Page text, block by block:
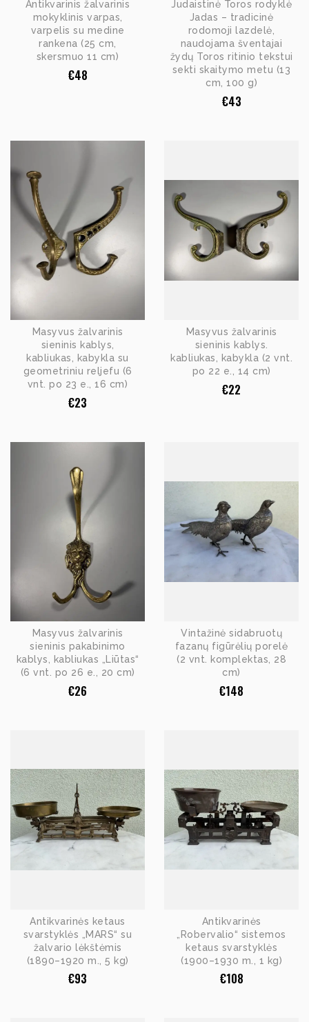
Antikvarinis žalvarinis
mokyklinis varpas,
varpelis su medine
rankena (25 cm,
skersmuo 11 cm)
€48
Judaistinė Toros rodyklė
Jadas – tradicinė
rodomoji lazdelė,
naudojama šventajai
žydų Toros ritinio tekstui
sekti skaitymo metu (13
cm, 100 g)
€43
Masyvus žalvarinis
sieninis kablys,
kabliukas, kabykla su
geometriniu reljefu (6
vnt. po 23 e., 16 cm)
€23
Masyvus žalvarinis
sieninis kablys.
kabliukas, kabykla (2 vnt.
po 22 e., 14 cm)
€22
Masyvus žalvarinis
sieninis pakabinimo
kablys, kabliukas „Liūtas“
(6 vnt. po 26 e., 20 cm)
€26
Vintažinė sidabruotų
fazanų figūrėlių porelė
(2 vnt. komplektas, 28
cm)
€148
Antikvarinės ketaus
svarstyklės „MARS“ su
žalvario lėkštėmis
(1890–1920 m., 5 kg)
€93
Antikvarinės
„Robervalio“ sistemos
ketaus svarstyklės
(1900–1930 m., 1 kg)
€108